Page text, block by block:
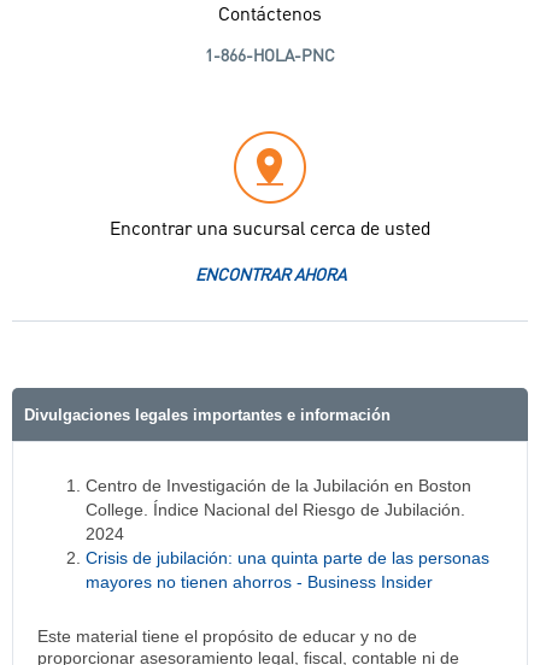
Contáctenos
1-866-HOLA-PNC
Encontrar una sucursal cerca de usted
ENCONTRAR AHORA
Divulgaciones legales importantes e información
Centro de Investigación de la Jubilación en Boston
College. Índice Nacional del Riesgo de Jubilación.
2024
Crisis de jubilación: una quinta parte de las personas
mayores no tienen ahorros - Business Insider
Este material tiene el propósito de educar y no de
proporcionar asesoramiento legal, fiscal, contable ni de